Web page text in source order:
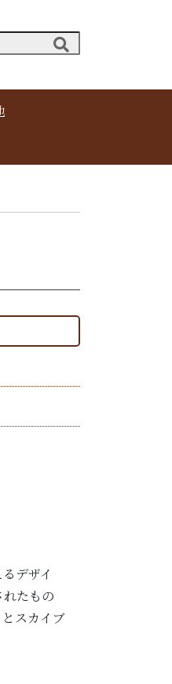
デザイ
たもの
スカイブ